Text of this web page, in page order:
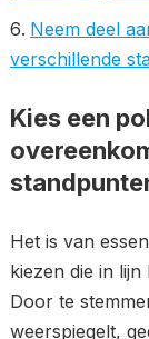
Neem deel
verschillende
Kies een
Het is van
kiezen die in
Door te
weerspiegelt,